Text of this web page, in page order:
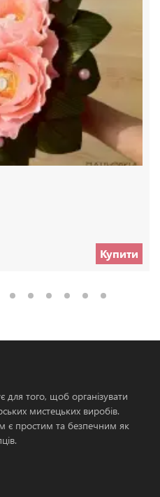
Купити
для того, щоб організувати
мистецьких виробів.
є простим та безпечним як